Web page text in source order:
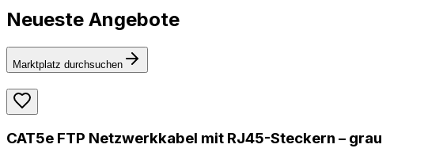
Neueste Angebote
Marktplatz durchsuchen
CAT5e FTP Netzwerkkabel mit RJ45-Steckern – grau